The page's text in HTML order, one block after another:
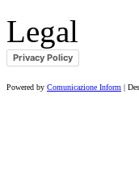
Legal
Privacy Policy
Powered by Comunicazione Inform |